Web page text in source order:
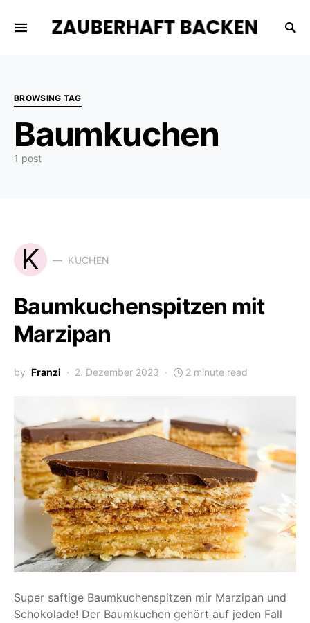
ZAUBERHAFT BACKEN
BROWSING TAG
Baumkuchen
1 post
K KUCHEN
Baumkuchenspitzen mit
Marzipan
by Franzi 2. Dezember 2023 2 minute read
Super saftige Baumkuchenspitzen mir Marzipan und
Schokolade! Der Baumkuchen gehört auf jeden Fall